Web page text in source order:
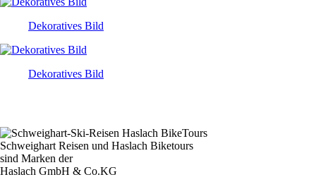
Dekoratives Bild
Dekoratives Bild
Schweighart Reisen und Haslach Biketours
sind Marken der
Haslach GmbH & Co.KG